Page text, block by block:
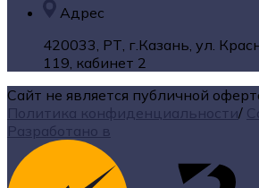
Адрес
420033, РТ, г.Казань, ул.
119, кабинет 2
Сайт не является публичной
Политика конфиденциальности/
Разработано в